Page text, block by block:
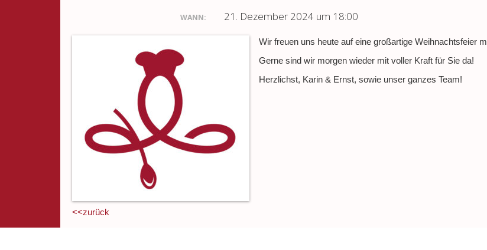
WANN: 21. Dezember 2024 um 18:00
Wir freuen uns heute auf eine großartige Weihnachtsfeier
Gerne sind wir morgen wieder mit voller Kraft für Sie da!
Herzlichst, Karin & Ernst, sowie unser ganzes Team!
<<zurück